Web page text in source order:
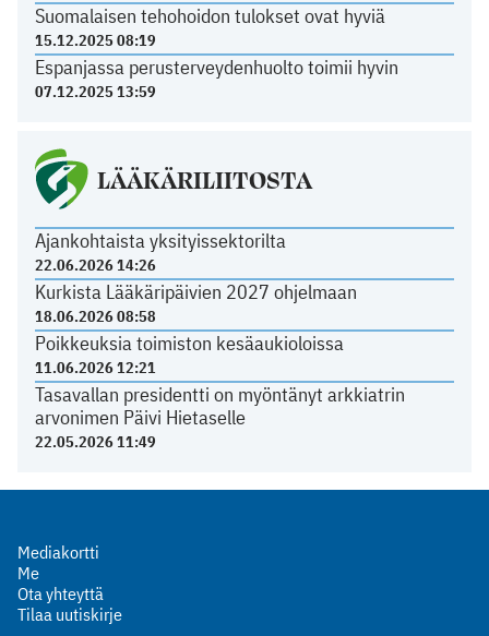
Suomalaisen tehohoidon tulokset ovat hyviä
15.12.2025 08:19
Espanjassa perusterveydenhuolto toimii hyvin
07.12.2025 13:59
LÄÄKÄRILIITOSTA
Ajankohtaista yksityissektorilta
22.06.2026 14:26
Kurkista Lääkäripäivien 2027 ohjelmaan
18.06.2026 08:58
Poikkeuksia toimiston kesäaukioloissa
11.06.2026 12:21
Tasavallan presidentti on myöntänyt arkkiatrin
arvonimen Päivi Hietaselle
22.05.2026 11:49
Mediakortti
Me
Ota yhteyttä
Tilaa uutiskirje